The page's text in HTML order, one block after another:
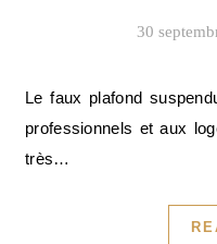
30
Le faux plafond suspendu s’adresse à la fois aux locaux
professionnels et aux
très…